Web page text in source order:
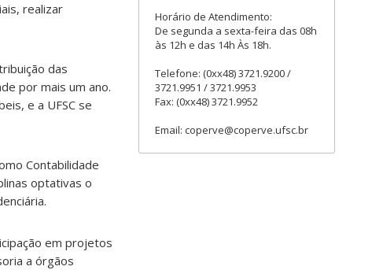
realizar
das
por mais um ano.
e a UFSC se
Contabilidade
optativas o
em projetos
a órgãos
Horário de Atendimento:
De segunda a sexta-feira das 08h
às 12h e das 14h Às 18h.
Telefone: (0xx48) 3721.9200 /
3721.9951 / 3721.9953
Fax: (0xx48) 3721.9952
Email: coperve@coperve.ufsc.br